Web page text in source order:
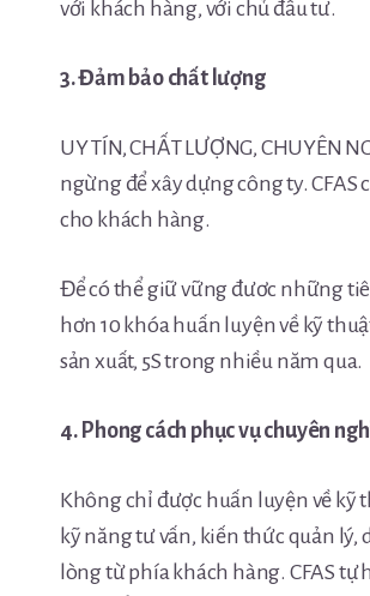
với khách hàng, với chủ đầu tư.
3. Đảm bảo chất lượng
UY TÍN, CHẤT LƯỢNG, CHUYÊN
ngừng để xây dựng công ty.
cho khách hàng.
Để có thể giữ vững đươc những
hơn 10 khóa huấn luyện về kỹ
sản xuất, 5S trong nhiều năm qua.
4. Phong cách phục vụ chuyên
Không chỉ được huấn luyện về kỹ
kỹ năng tư vấn, kiến thức quản
lòng từ phía khách hàng. CFAS